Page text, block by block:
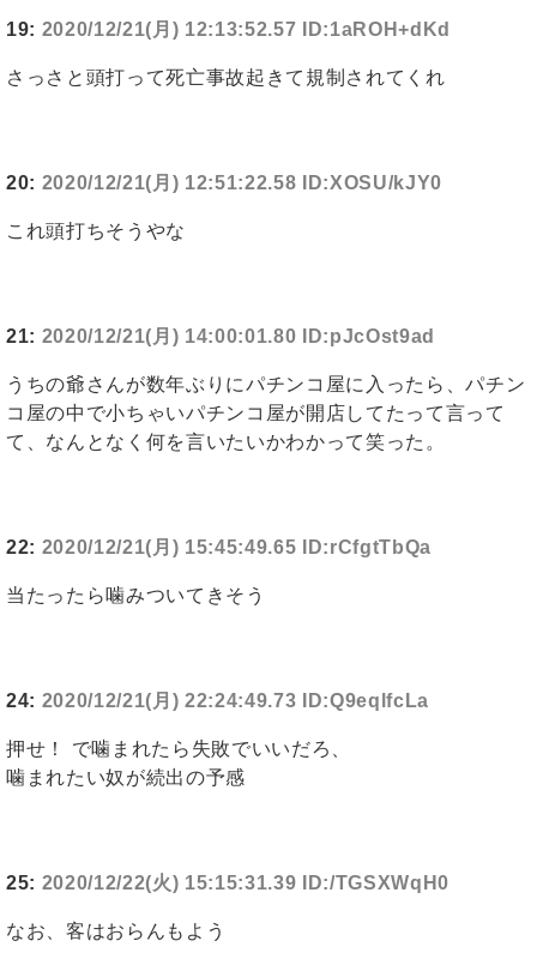
19: 2020/12/21(月) 12:13:52.57 ID:1aROH+dKd
さっさと頭打って死亡事故起きて規制されてくれ
20: 2020/12/21(月) 12:51:22.58 ID:XOSU/kJY0
これ頭打ちそうやな
21: 2020/12/21(月) 14:00:01.80 ID:pJcOst9ad
うちの爺さんが数年ぶりにパチンコ屋に入ったら、パチン
コ屋の中で小ちゃいパチンコ屋が開店してたって言って
て、なんとなく何を言いたいかわかって笑った。
22: 2020/12/21(月) 15:45:49.65 ID:rCfgtTbQa
当たったら噛みついてきそう
24: 2020/12/21(月) 22:24:49.73 ID:Q9eqlfcLa
押せ！ で噛まれたら失敗でいいだろ、
噛まれたい奴が続出の予感
25: 2020/12/22(火) 15:15:31.39 ID:/TGSXWqH0
なお、客はおらんもよう